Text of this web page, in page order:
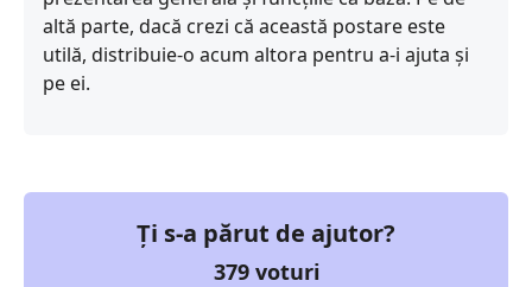
altă parte, dacă crezi că această postare este
utilă, distribuie-o acum altora pentru a-i ajuta și
pe ei.
Ți s-a părut de ajutor?
379voturi